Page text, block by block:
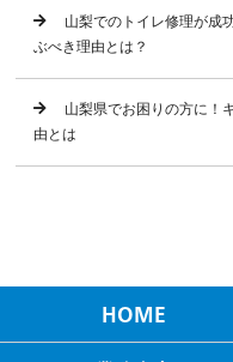
山梨でのトイレ修理が成
ぶべき理由とは？
山梨県でお困りの方に！
由とは
HOME